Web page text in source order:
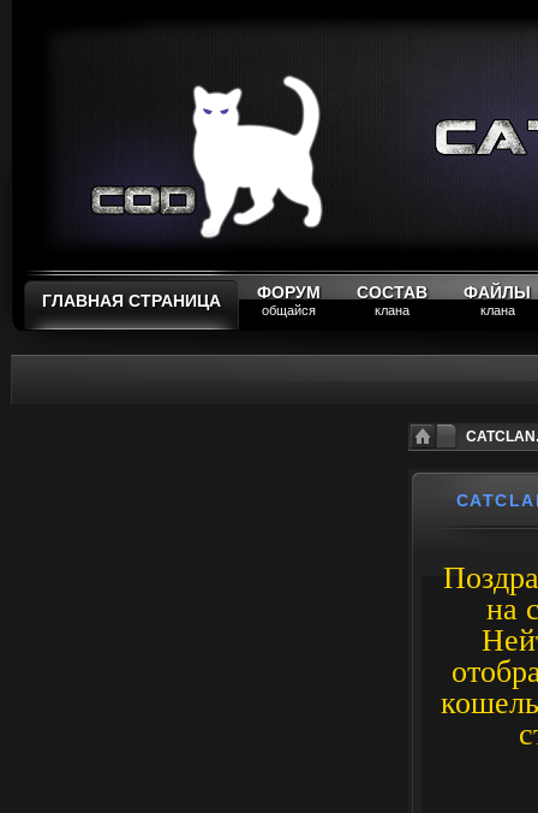
ГЛАВНАЯ СТРАНИЦА ФОРУМ
общайся
СОСТАВ
клана
ФАЙЛЫ
клана
на